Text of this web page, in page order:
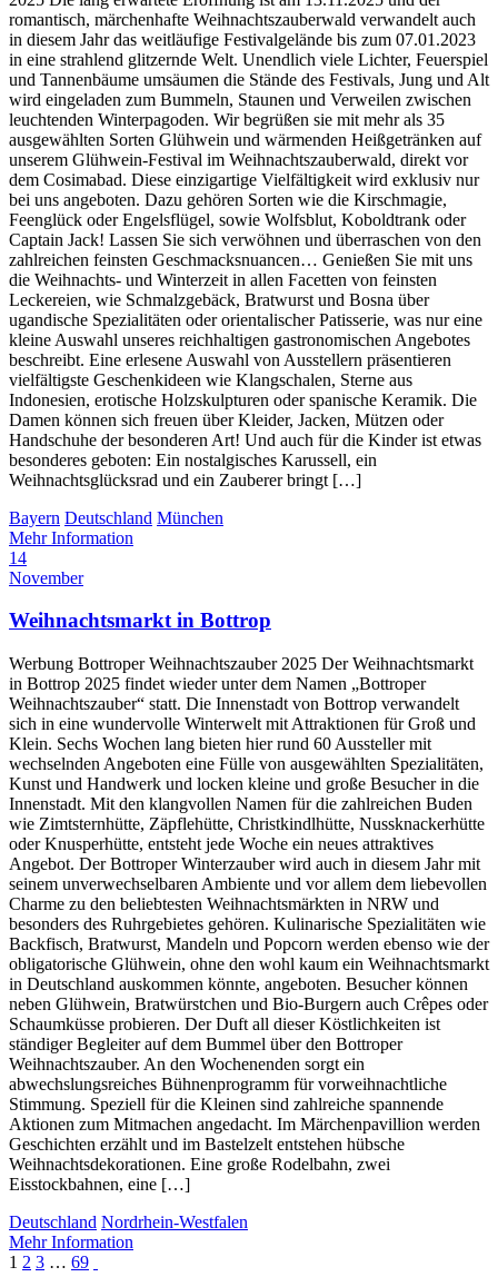
romantisch, märchenhafte Weihnachtszauberwald verwandelt auch
in diesem Jahr das weitläufige Festivalgelände bis zum 07.01.2023
in eine strahlend glitzernde Welt. Unendlich viele Lichter, Feuerspiel
und Tannenbäume umsäumen die Stände des Festivals, Jung und Alt
wird eingeladen zum Bummeln, Staunen und Verweilen zwischen
leuchtenden Winterpagoden. Wir begrüßen sie mit mehr als 35
ausgewählten Sorten Glühwein und wärmenden Heißgetränken auf
unserem Glühwein-Festival im Weihnachtszauberwald, direkt vor
dem Cosimabad. Diese einzigartige Vielfältigkeit wird exklusiv nur
bei uns angeboten. Dazu gehören Sorten wie die Kirschmagie,
Feenglück oder Engelsflügel, sowie Wolfsblut, Koboldtrank oder
Captain Jack! Lassen Sie sich verwöhnen und überraschen von den
zahlreichen feinsten Geschmacksnuancen… Genießen Sie mit uns
die Weihnachts- und Winterzeit in allen Facetten von feinsten
Leckereien, wie Schmalzgebäck, Bratwurst und Bosna über
ugandische Spezialitäten oder orientalischer Patisserie, was nur eine
kleine Auswahl unseres reichhaltigen gastronomischen Angebotes
beschreibt. Eine erlesene Auswahl von Ausstellern präsentieren
vielfältigste Geschenkideen wie Klangschalen, Sterne aus
Indonesien, erotische Holzskulpturen oder spanische Keramik. Die
Damen können sich freuen über Kleider, Jacken, Mützen oder
Handschuhe der besonderen Art! Und auch für die Kinder ist etwas
besonderes geboten: Ein nostalgisches Karussell, ein
Weihnachtsglücksrad und ein Zauberer bringt […]
Bayern Deutschland München
Mehr Information
14
November
Weihnachtsmarkt in Bottrop
Werbung Bottroper Weihnachtszauber 2025 Der Weihnachtsmarkt
in Bottrop 2025 findet wieder unter dem Namen „Bottroper
Weihnachtszauber“ statt. Die Innenstadt von Bottrop verwandelt
sich in eine wundervolle Winterwelt mit Attraktionen für Groß und
Klein. Sechs Wochen lang bieten hier rund 60 Aussteller mit
wechselnden Angeboten eine Fülle von ausgewählten Spezialitäten,
Kunst und Handwerk und locken kleine und große Besucher in die
Innenstadt. Mit den klangvollen Namen für die zahlreichen Buden
wie Zimtsternhütte, Zäpflehütte, Christkindlhütte, Nussknackerhütte
oder Knusperhütte, entsteht jede Woche ein neues attraktives
Angebot. Der Bottroper Winterzauber wird auch in diesem Jahr mit
seinem unverwechselbaren Ambiente und vor allem dem liebevollen
Charme zu den beliebtesten Weihnachtsmärkten in NRW und
besonders des Ruhrgebietes gehören. Kulinarische Spezialitäten wie
Backfisch, Bratwurst, Mandeln und Popcorn werden ebenso wie der
obligatorische Glühwein, ohne den wohl kaum ein Weihnachtsmarkt
in Deutschland auskommen könnte, angeboten. Besucher können
neben Glühwein, Bratwürstchen und Bio-Burgern auch Crêpes oder
Schaumküsse probieren. Der Duft all dieser Köstlichkeiten ist
ständiger Begleiter auf dem Bummel über den Bottroper
Weihnachtszauber. An den Wochenenden sorgt ein
abwechslungsreiches Bühnenprogramm für vorweihnachtliche
Stimmung. Speziell für die Kleinen sind zahlreiche spannende
Aktionen zum Mitmachen angedacht. Im Märchenpavillion werden
Geschichten erzählt und im Bastelzelt entstehen hübsche
Weihnachtsdekorationen. Eine große Rodelbahn, zwei
Eisstockbahnen, eine […]
Deutschland Nordrhein-Westfalen
Mehr Information
1 2 3 … 69